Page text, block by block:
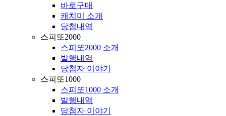
바로구매
캐치미 소개
당첨내역
스피또2000
스피또2000 소개
발행내역
당첨자 이야기
스피또1000
스피또1000 소개
발행내역
당첨자 이야기